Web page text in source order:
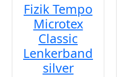
Fizik Tempo
Microtex
Classic
Lenkerband
silver